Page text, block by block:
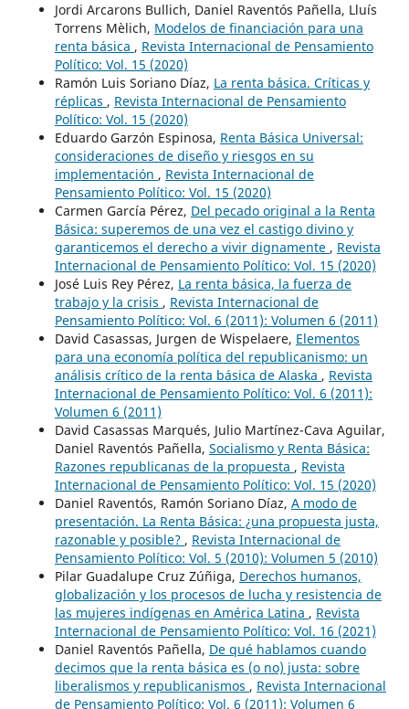
Jordi Arcarons Bullich, Daniel Raventós Pañella, Lluís
Torrens Mèlich, Modelos de financiación para una
renta básica , Revista Internacional de Pensamiento
Político: Vol. 15 (2020)
Ramón Luis Soriano Díaz, La renta básica. Críticas y
réplicas , Revista Internacional de Pensamiento
Político: Vol. 15 (2020)
Eduardo Garzón Espinosa, Renta Básica Universal:
consideraciones de diseño y riesgos en su
implementación , Revista Internacional de
Pensamiento Político: Vol. 15 (2020)
Carmen García Pérez, Del pecado original a la Renta
Básica: superemos de una vez el castigo divino y
garanticemos el derecho a vivir dignamente , Revista
Internacional de Pensamiento Político: Vol. 15 (2020)
José Luis Rey Pérez, La renta básica, la fuerza de
trabajo y la crisis , Revista Internacional de
Pensamiento Político: Vol. 6 (2011): Volumen 6 (2011)
David Casassas, Jurgen de Wispelaere, Elementos
para una economía política del republicanismo: un
análisis crítico de la renta básica de Alaska , Revista
Internacional de Pensamiento Político: Vol. 6 (2011):
Volumen 6 (2011)
David Casassas Marqués, Julio Martínez-Cava Aguilar,
Daniel Raventós Pañella, Socialismo y Renta Básica:
Razones republicanas de la propuesta , Revista
Internacional de Pensamiento Político: Vol. 15 (2020)
Daniel Raventós, Ramón Soriano Díaz, A modo de
presentación. La Renta Básica: ¿una propuesta justa,
razonable y posible? , Revista Internacional de
Pensamiento Político: Vol. 5 (2010): Volumen 5 (2010)
Pilar Guadalupe Cruz Zúñiga, Derechos humanos,
globalización y los procesos de lucha y resistencia de
las mujeres indígenas en América Latina , Revista
Internacional de Pensamiento Político: Vol. 16 (2021)
Daniel Raventós Pañella, De qué hablamos cuando
decimos que la renta básica es (o no) justa: sobre
liberalismos y republicanismos , Revista Internacional
de Pensamiento Político: Vol. 6 (2011): Volumen 6